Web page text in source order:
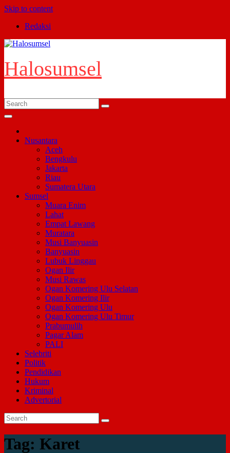
Skip to content
Redaksi
Halosumsel
Nusantara
Aceh
Bengkulu
Jakarta
Riau
Sumatera Utara
Sumsel
Muara Enim
Lahat
Empat Lawang
Muratara
Musi Banyuasin
Banyuasin
Lubuk Linggau
Ogan Ilir
Musi Rawas
Ogan Komering Ulu Selatan
Ogan Komering Ilir
Ogan Komering Ulu
Ogan Komering Ulu Timur
Prabumulih
Pagar Alam
PALI
Selebriti
Politik
Pendidikan
Hukum
Kriminal
Advertorial
Tag: Karet